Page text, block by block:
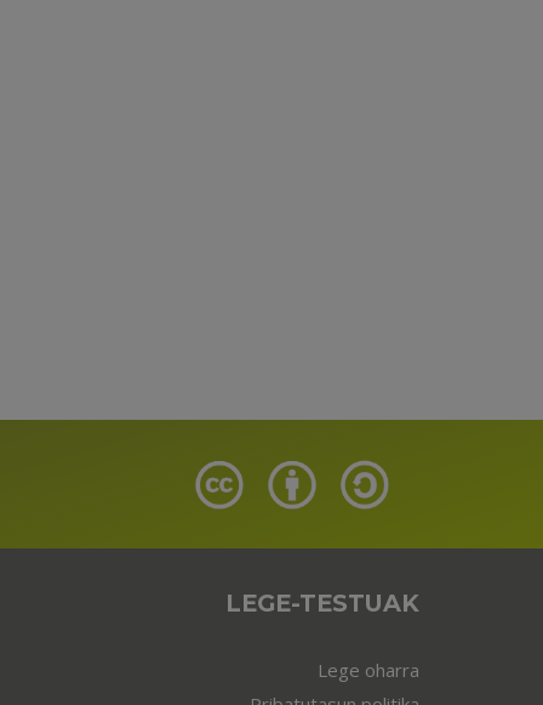
LEGE-TESTUAK
Lege oharra